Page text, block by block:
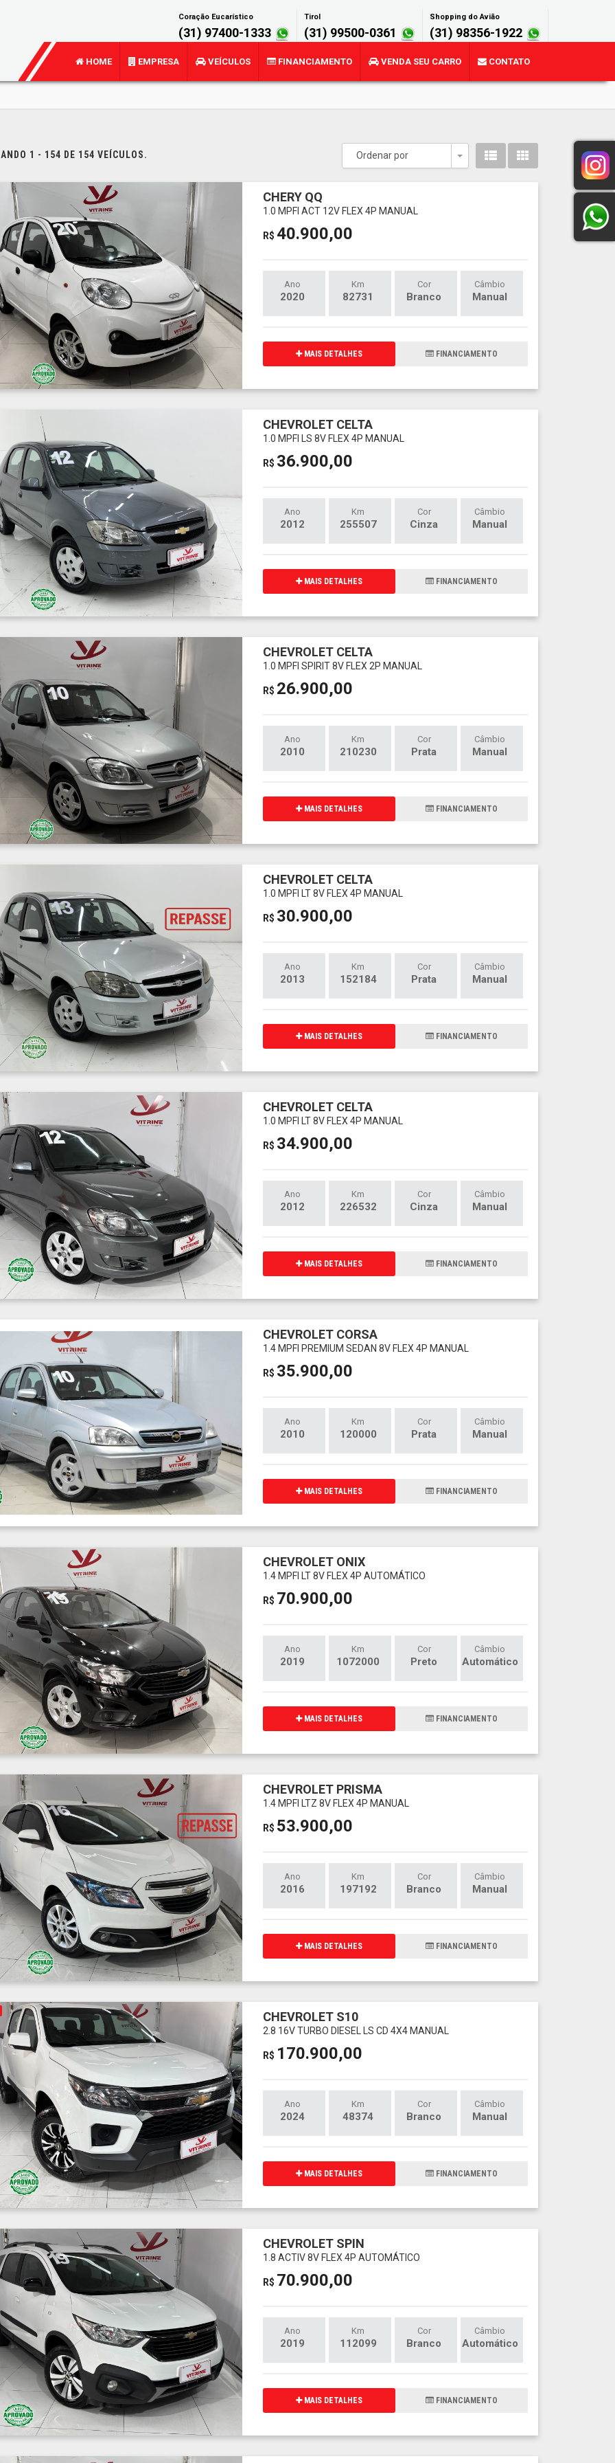
Coração Eucarístico
(31) 97400-1333
Tirol
(31) 99500-0361
Shopping do Avião
(31) 98356-1922
HOME EMPRESA VEÍCULOS FINANCIAMENTO VENDA SEU CARRO CONTATO
1 - 154 DE 154 VEÍCULOS. Ordenar por
Toggle Dropdown
CHERY QQ
1.0 MPFI ACT 12V FLEX 4P MANUAL
R$ 40.900,00
Ano
2020
Km
82731
Cor
Branco
Câmbio
Manual
MAIS DETALHES FINANCIAMENTO
CHEVROLET CELTA
1.0 MPFI LS 8V FLEX 4P MANUAL
R$ 36.900,00
Ano
2012
Km
255507
Cor
Cinza
Câmbio
Manual
MAIS DETALHES FINANCIAMENTO
CHEVROLET CELTA
1.0 MPFI SPIRIT 8V FLEX 2P MANUAL
R$ 26.900,00
Ano
2010
Km
210230
Cor
Prata
Câmbio
Manual
MAIS DETALHES FINANCIAMENTO
CHEVROLET CELTA
1.0 MPFI LT 8V FLEX 4P MANUAL
R$ 30.900,00
Ano
2013
Km
152184
Cor
Prata
Câmbio
Manual
MAIS DETALHES FINANCIAMENTO
CHEVROLET CELTA
1.0 MPFI LT 8V FLEX 4P MANUAL
R$ 34.900,00
Ano
2012
Km
226532
Cor
Cinza
Câmbio
Manual
MAIS DETALHES FINANCIAMENTO
CHEVROLET CORSA
1.4 MPFI PREMIUM SEDAN 8V FLEX 4P MANUAL
R$ 35.900,00
Ano
2010
Km
120000
Cor
Prata
Câmbio
Manual
MAIS DETALHES FINANCIAMENTO
CHEVROLET ONIX
1.4 MPFI LT 8V FLEX 4P AUTOMÁTICO
R$ 70.900,00
Ano
2019
Km
1072000
Cor
Preto
Câmbio
Automático
MAIS DETALHES FINANCIAMENTO
CHEVROLET PRISMA
1.4 MPFI LTZ 8V FLEX 4P MANUAL
R$ 53.900,00
Ano
2016
Km
197192
Cor
Branco
Câmbio
Manual
MAIS DETALHES FINANCIAMENTO
CHEVROLET S10
2.8 16V TURBO DIESEL LS CD 4X4 MANUAL
R$ 170.900,00
Ano
2024
Km
48374
Cor
Branco
Câmbio
Manual
MAIS DETALHES FINANCIAMENTO
CHEVROLET SPIN
1.8 ACTIV 8V FLEX 4P AUTOMÁTICO
R$ 70.900,00
Ano
2019
Km
112099
Cor
Branco
Câmbio
Automático
MAIS DETALHES FINANCIAMENTO